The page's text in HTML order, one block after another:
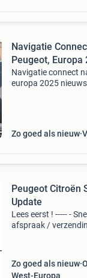
Navigatie
Peugeot, Europa
Navigatie connect
europa 2025
Zo goed als nieuw
Peugeot Citroën
Update
Lees eerst ! ----- -
afspraak /
Zo goed als nieuw
West-Europa